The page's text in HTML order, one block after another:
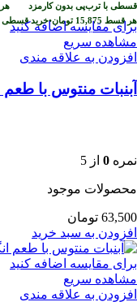
قسطی با ترب‌پی بدون کارمزد
هر قسط 15,875 تومان•خرید قسطی
برای مقایسه اضافه کنید
مشاهده سریع
افزودن به علاقه مندی
آبنبات منتوس با طعم
نمره 0 از 5
محصولات موجود
63,500 تومان
افزودن به سبد خرید
برای مقایسه اضافه کنید
مشاهده سریع
افزودن به علاقه مندی